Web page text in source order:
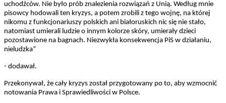
uchodźców. Nie było prób znalezienia rozwiązań z Unią. Według mnie
pisowcy hodowali ten kryzys, a potem zrobili z tego wojnę, na której
nikomu z funkcjonariuszy polskich ani białoruskich nic się nie stało,
natomiast umierali ludzie o innym kolorze skóry, umierały dzieci
pozostawione na bagnach. Niezwykła konsekwencja PiS w działaniu,
nieludzka”
- dodawał.
Przekonywał, że cały kryzys został przygotowany po to, aby wzmocnić
notowania Prawa i Sprawiedliwości w Polsce.